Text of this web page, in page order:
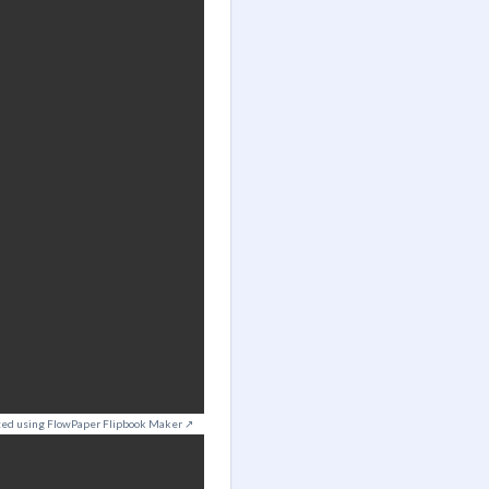
using FlowPaper Flipbook Maker ↗